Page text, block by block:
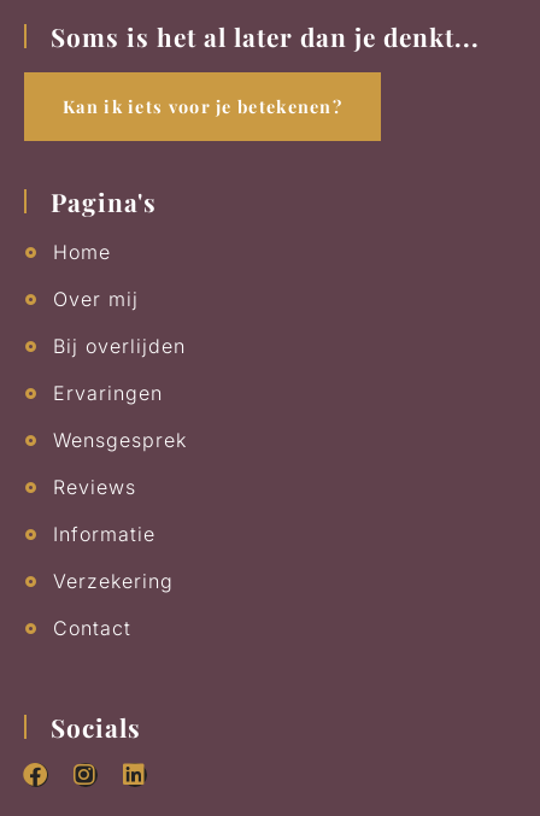
Soms is het al later dan je denkt...
Kan ik iets voor je betekenen?
Pagina's
Home
Over mij
Bij overlijden
Ervaringen
Wensgesprek
Reviews
Informatie
Verzekering
Contact
Socials